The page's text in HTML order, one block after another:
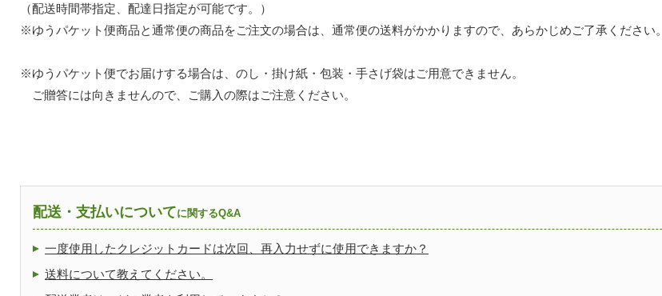
（配送時間帯指定、配達日指定が可能です。）
※ゆうパケット便商品と通常便の商品をご注文の場合は、通常便の送料がかかりますので、あらかじめご了承ください。
※ゆうパケット便でお届けする場合は、のし・掛け紙・包装・手さげ袋はご用意できません。
ご贈答には向きませんので、ご購入の際はご注意ください。
配送・支払いについてに関するQ&A
一度使用したクレジットカードは次回、再入力せずに使用できますか？
送料について教えてください。